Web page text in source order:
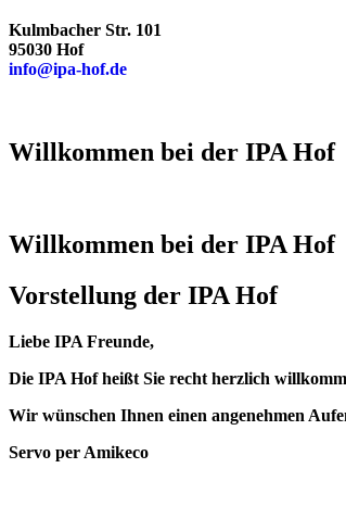
Kulmbacher Str. 101
95030 Hof
info@ipa-hof.de
Willkommen bei der IPA Hof
Willkommen bei der IPA Hof
Vorstellung der IPA Hof
Liebe IPA Freunde,
Die IPA Hof heißt Sie recht herzlich
Wir wünschen Ihnen einen angenehmen
Servo per Amikeco